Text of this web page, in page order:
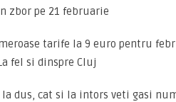
zbor pe 21 februarie
tarife la 9 euro pentru
fel si dinspre Cluj
la dus, cat si la intors veti gasi